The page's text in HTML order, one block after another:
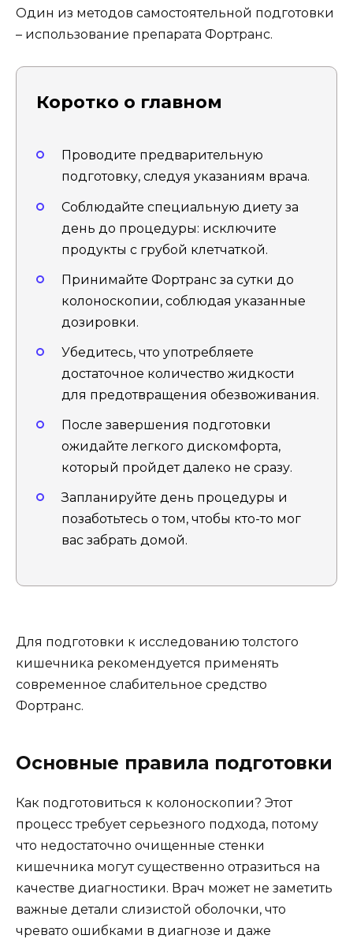
Один из методов самостоятельной подготовки
– использование препарата Фортранс.
Коротко о главном
Проводите предварительную
подготовку, следуя указаниям врача.
Соблюдайте специальную диету за
день до процедуры: исключите
продукты с грубой клетчаткой.
Принимайте Фортранс за сутки до
колоноскопии, соблюдая указанные
дозировки.
Убедитесь, что употребляете
достаточное количество жидкости
для предотвращения обезвоживания.
После завершения подготовки
ожидайте легкого дискомфорта,
который пройдет далеко не сразу.
Запланируйте день процедуры и
позаботьтесь о том, чтобы кто-то мог
вас забрать домой.
Для подготовки к исследованию толстого
кишечника рекомендуется применять
современное слабительное средство
Фортранс.
Основные правила подготовки
Как подготовиться к колоноскопии? Этот
процесс требует серьезного подхода, потому
что недостаточно очищенные стенки
кишечника могут существенно отразиться на
качестве диагностики. Врач может не заметить
важные детали слизистой оболочки, что
чревато ошибками в диагнозе и даже